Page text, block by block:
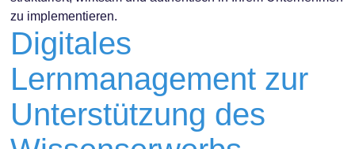
zu implementieren.
Digitales
Lernmanagement zur
Unterstützung des